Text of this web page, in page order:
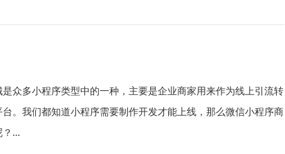
众多小程序类型中的一种，主要是企业商家用来作为线上引流转
。我们都知道小程序需要制作开发才能上线，那么微信小程序商
？…